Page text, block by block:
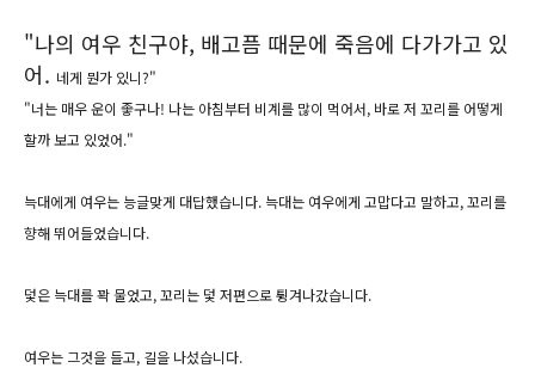
"나의 여우 친구야, 배고픔 때문에 죽음에 다가가고 있
어. 네게 뭔가 있니?"
"너는 매우 운이 좋구나! 나는 아침부터 비계를 많이 먹어서, 바로 저 꼬리를 어떻게
할까 보고 있었어."
늑대에게 여우는 능글맞게 대답했습니다. 늑대는 여우에게 고맙다고 말하고, 꼬리를
향해 뛰어들었습니다.
덫은 늑대를 꽉 물었고, 꼬리는 덫 저편으로 튕겨나갔습니다.
여우는 그것을 들고, 길을 나섰습니다.